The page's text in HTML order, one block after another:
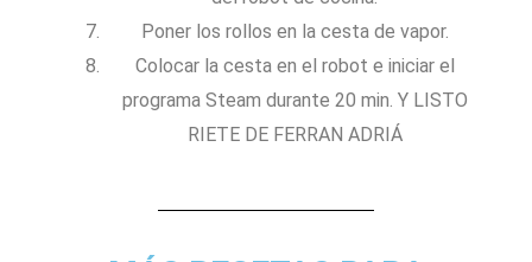
Poner los rollos en la cesta de vapor.
Colocar la cesta en el robot e iniciar el
programa Steam durante 20 min. Y LISTO
RIETE DE FERRAN ADRIÁ